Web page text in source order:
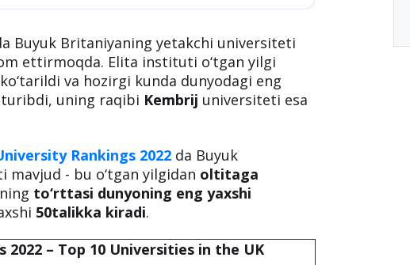
Buyuk Britaniyaning yetakchi universiteti
ettirmoqda. Elita instituti o‘tgan yilgi
va hozirgi kunda dunyodagi eng
uning raqibi Kembrij universiteti esa
Rankings 2022 da Buyuk
- bu o‘tgan yilgidan oltitaga
to‘rttasi dunyoning eng yaxshi
50talikka kiradi.
2022 – Top 10 Universities in the UK